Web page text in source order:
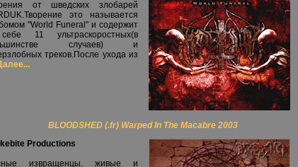
от шведских злобарей
это называется
"World Funeral" и содержит
11 ультраскоростных(в
случаев) и
треков.После ухода из
BLOODSHED (.fr) Warped In The Macabre 2003
Productions
извращенцы, живые и